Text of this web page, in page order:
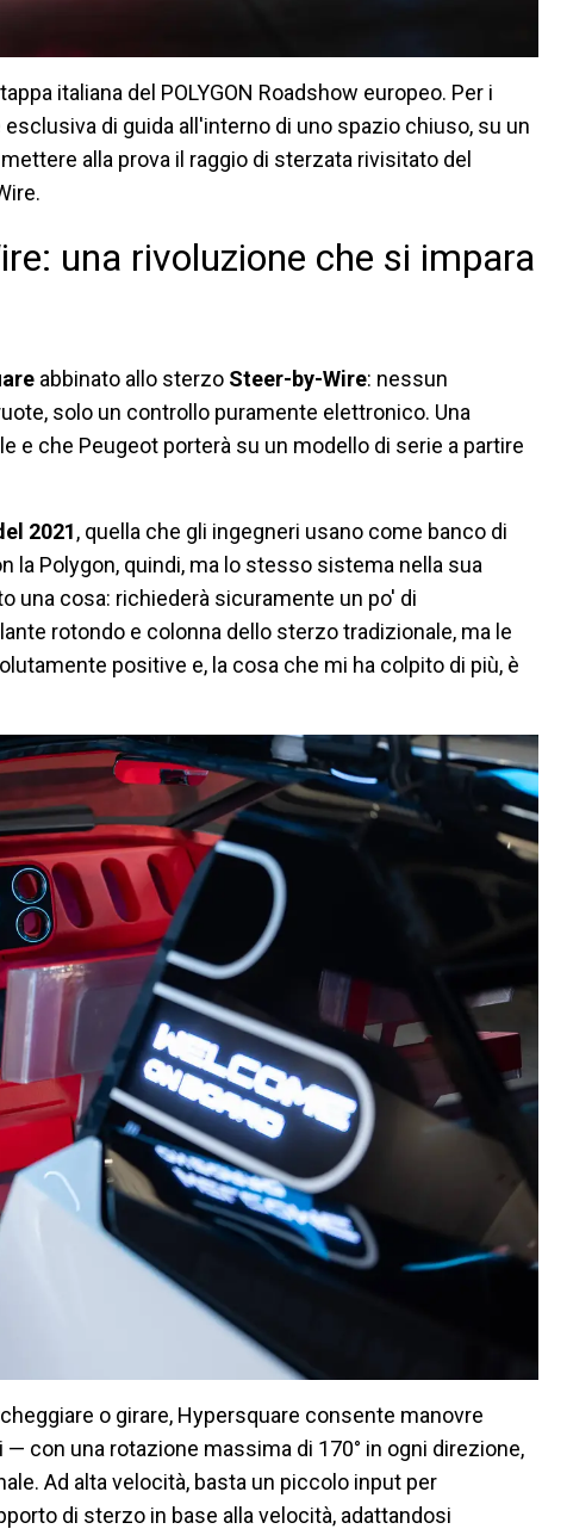
italiana del POLYGON Roadshow europeo. Per i
di guida all'interno di uno spazio chiuso, su un
alla prova il raggio di sterzata rivisitato del
una rivoluzione che si impara
abbinato allo sterzo Steer-by-Wire: nessun
solo un controllo puramente elettronico. Una
e che Peugeot porterà su un modello di serie a partire
2021, quella che gli ingegneri usano come banco di
la Polygon, quindi, ma lo stesso sistema nella sua
una cosa: richiederà sicuramente un po' di
rotondo e colonna dello sterzo tradizionale, ma le
positive e, la cosa che mi ha colpito di più, è
o girare, Hypersquare consente manovre
con una rotazione massima di 170° in ogni direzione,
Ad alta velocità, basta un piccolo input per
di sterzo in base alla velocità, adattandosi